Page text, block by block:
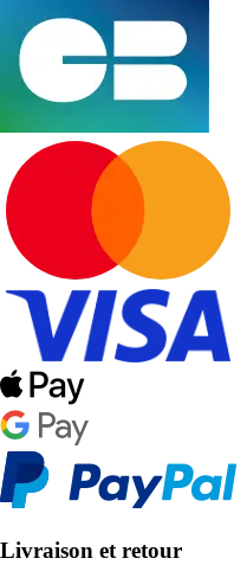
Livraison et retour